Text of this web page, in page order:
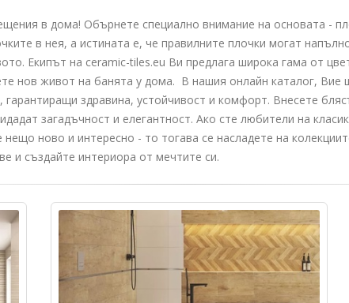
в дома! Обърнете специално внимание на основата -
в нея, а истината е, че правилните плочки могат
Екипът на ceramic-tiles.eu Ви предлага широка гама от
нов живот на банята у дома. В нашия онлайн каталог, Вие
здравина, устойчивост и комфорт. Внесете
загадъчност и елегантност. Ако сте любители на
ново и интересно - то тогава се насладете на
и създайте интериора от мечтите си.